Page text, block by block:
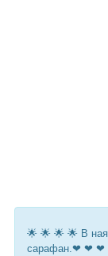
🌟 🌟 🌟 🌟 В
сарафан.❤ ❤ ❤